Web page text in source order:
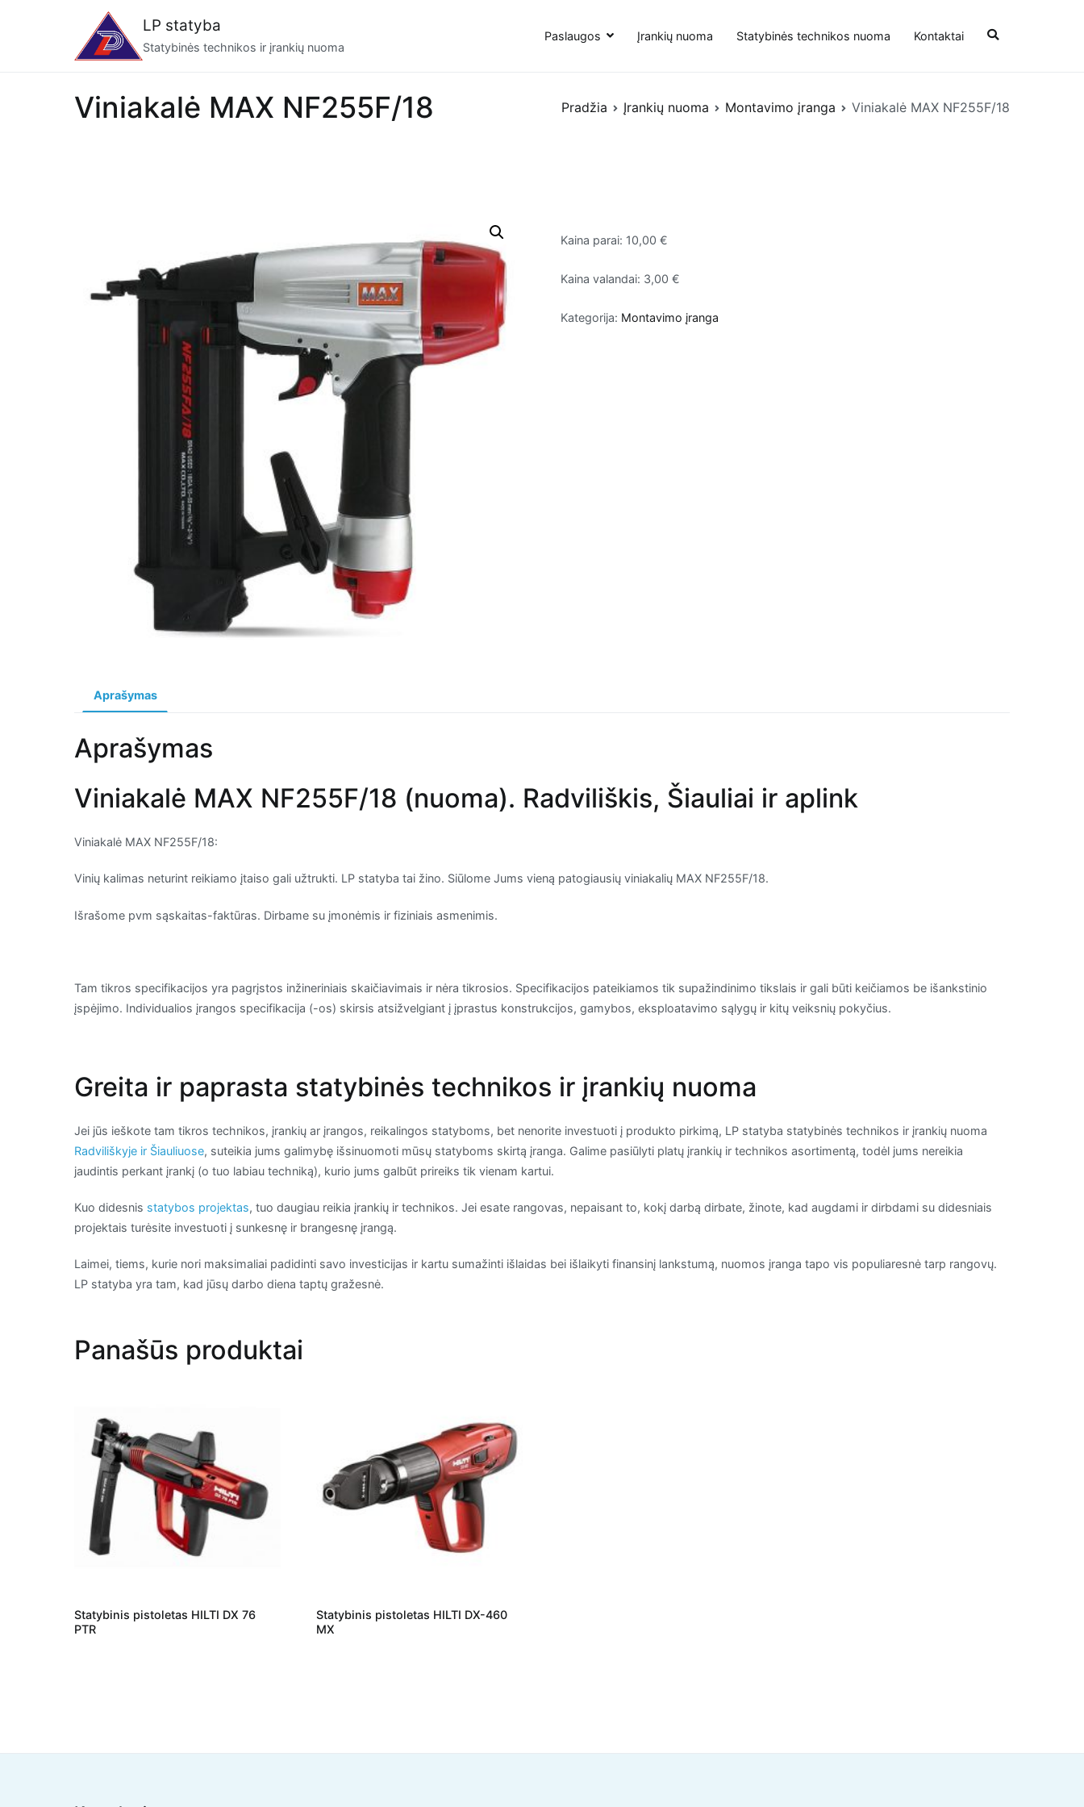
LP statyba
Statybinės technikos ir įrankių nuoma
Paslaugos Įrankių nuoma Statybinės technikos nuoma Kontaktai
Viniakalė MAX NF255F/18 Pradžia Įrankių nuoma Montavimo įranga Viniakalė MAX NF255F/18
Kaina parai: 10,00 €
Kaina valandai: 3,00 €
Kategorija: Montavimo įranga
Aprašymas
Aprašymas
Viniakalė MAX NF255F/18 (nuoma). Radviliškis, Šiauliai ir aplink
Viniakalė MAX NF255F/18:
Vinių kalimas neturint reikiamo įtaiso gali užtrukti. LP statyba tai žino. Siūlome Jums vieną patogiausių viniakalių MAX NF255F/18.
Išrašome pvm sąskaitas-faktūras. Dirbame su įmonėmis ir fiziniais asmenimis.
Tam tikros specifikacijos yra pagrįstos inžineriniais skaičiavimais ir nėra tikrosios. Specifikacijos pateikiamos tik supažindinimo tikslais ir gali būti keičiamos be išankstinio
įspėjimo. Individualios įrangos specifikacija (-os) skirsis atsižvelgiant į įprastus konstrukcijos, gamybos, eksploatavimo sąlygų ir kitų veiksnių pokyčius.
Greita ir paprasta statybinės technikos ir įrankių nuoma
Jei jūs ieškote tam tikros technikos, įrankių ar įrangos, reikalingos statyboms, bet nenorite investuoti į produkto pirkimą, LP statyba statybinės technikos ir įrankių nuoma
Radviliškyje ir Šiauliuose, suteikia jums galimybę išsinuomoti mūsų statyboms skirtą įranga. Galime pasiūlyti platų įrankių ir technikos asortimentą, todėl jums nereikia
jaudintis perkant įrankį (o tuo labiau techniką), kurio jums galbūt prireiks tik vienam kartui.
Kuo didesnis statybos projektas, tuo daugiau reikia įrankių ir technikos. Jei esate rangovas, nepaisant to, kokį darbą dirbate, žinote, kad augdami ir dirbdami su didesniais
projektais turėsite investuoti į sunkesnę ir brangesnę įrangą.
Laimei, tiems, kurie nori maksimaliai padidinti savo investicijas ir kartu sumažinti išlaidas bei išlaikyti finansinį lankstumą, nuomos įranga tapo vis populiaresnė tarp rangovų.
LP statyba yra tam, kad jūsų darbo diena taptų gražesnė.
Panašūs produktai
Statybinis pistoletas HILTI DX 76
PTR
Statybinis pistoletas HILTI DX-460
MX